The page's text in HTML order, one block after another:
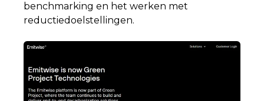
benchmarking en het werken met
reductiedoelstellingen.